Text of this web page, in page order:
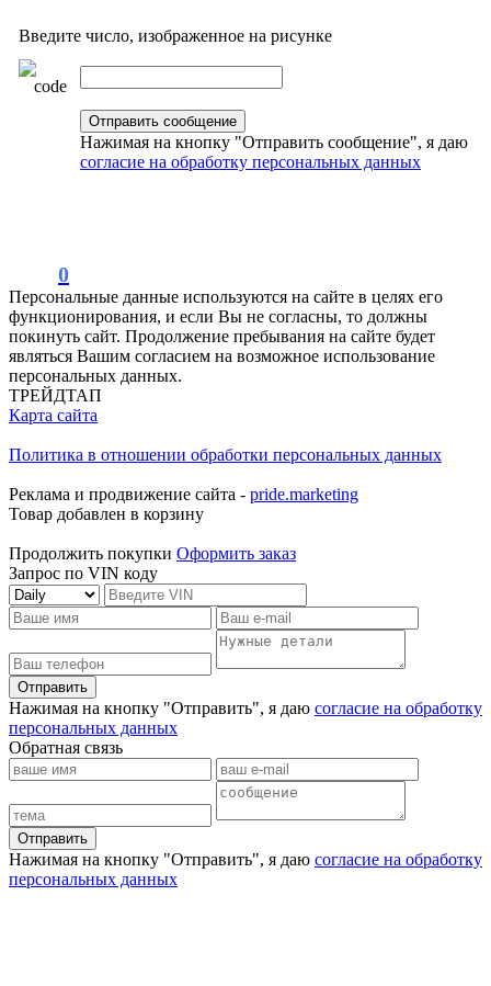
Введите число, изображенное на рисунке
Нажимая на кнопку "Отправить сообщение", я даю
согласие на обработку персональных данных
0
Персональные данные используются на сайте в целях его
функционирования, и если Вы не согласны, то должны
покинуть сайт. Продолжение пребывания на сайте будет
являться Вашим согласием на возможное использование
персональных данных.
ТРЕЙДТАП
Карта сайта
Политика в отношении обработки персональных данных
Реклама и продвижение сайта - pride.marketing
Товар добавлен в корзину
Продолжить покупки Оформить заказ
Запрос по VIN коду
Отправить
Нажимая на кнопку "Отправить", я даю согласие на обработку
персональных данных
Обратная связь
Отправить
Нажимая на кнопку "Отправить", я даю согласие на обработку
персональных данных